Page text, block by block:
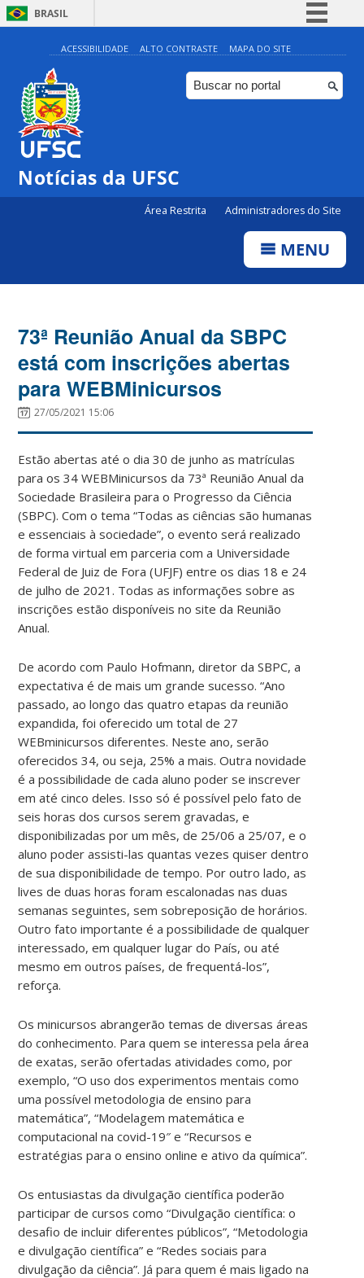
BRASIL
Simplifique!
Comunica BR
Participe
ACESSIBILIDADE ALTO CONTRASTE MAPA DO SITE
Notícias da UFSC
Área Restrita Administradores do Site
MENU
73ª Reunião Anual da SBPC
está com inscrições abertas
para WEBMinicursos
27/05/2021 15:06
Estão abertas até o dia 30 de junho as matrículas
para os 34 WEBMinicursos da 73ª Reunião Anual da
Sociedade Brasileira para o Progresso da Ciência
(SBPC). Com o tema “Todas as ciências são humanas
e essenciais à sociedade”, o evento será realizado
de forma virtual em parceria com a Universidade
Federal de Juiz de Fora (UFJF) entre os dias 18 e 24
de julho de 2021. Todas as informações sobre as
inscrições estão disponíveis no site da Reunião
Anual.
De acordo com Paulo Hofmann, diretor da SBPC, a
expectativa é de mais um grande sucesso. “Ano
passado, ao longo das quatro etapas da reunião
expandida, foi oferecido um total de 27
WEBminicursos diferentes. Neste ano, serão
oferecidos 34, ou seja, 25% a mais. Outra novidade
é a possibilidade de cada aluno poder se inscrever
em até cinco deles. Isso só é possível pelo fato de
seis horas dos cursos serem gravadas, e
disponibilizadas por um mês, de 25/06 a 25/07, e o
aluno poder assisti-las quantas vezes quiser dentro
de sua disponibilidade de tempo. Por outro lado, as
lives de duas horas foram escalonadas nas duas
semanas seguintes, sem sobreposição de horários.
Outro fato importante é a possibilidade de qualquer
interessado, em qualquer lugar do País, ou até
mesmo em outros países, de frequentá-los”,
reforça.
Os minicursos abrangerão temas de diversas áreas
do conhecimento. Para quem se interessa pela área
de exatas, serão ofertadas atividades como, por
exemplo, “O uso dos experimentos mentais como
uma possível metodologia de ensino para
matemática”, “Modelagem matemática e
computacional na covid-19″ e “Recursos e
estratégias para o ensino online e ativo da química”.
Os entusiastas da divulgação científica poderão
participar de cursos como “Divulgação científica: o
desafio de incluir diferentes públicos”, “Metodologia
e divulgação científica” e “Redes sociais para
divulgação da ciência”. Já para quem é mais ligado na